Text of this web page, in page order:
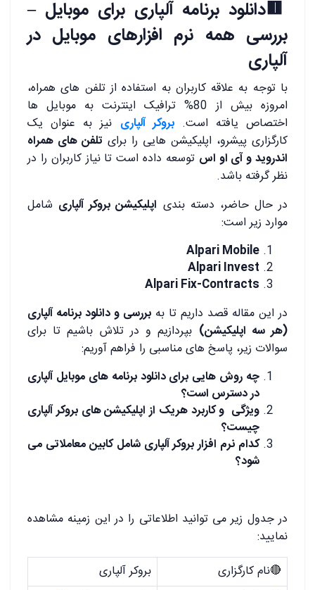
🟥دانلود برنامه آلپاری برای موبایل –
بررسی همه نرم افزارهای موبایل در
آلپاری
با توجه به علاقه کاربران به استفاده از تلفن های همراه،
امروزه بیش از 80% ترافیک اینترنت به موبایل ها
اختصاص یافته است.بروکر آلپاری نیز به عنوان یک
کارگزاری پیشرو، اپلیکیشن هایی را برای تلفن های همراه
اندروید و آی او اس توسعه داده است تا نیاز کاربران را در
نظر گرفته باشد.
در حال حاضر، دسته بندی اپلیکیشن بروکر آلپاری شامل
موارد زیر است:
Alpari Mobile
Alpari Invest
Alpari Fix-Contracts
در این مقاله قصد داریم تا به بررسی و دانلود برنامه آلپاری
(هر سه اپلیکیشن) بپردازیم و در تلاش باشیم تا برای
سوالات زیر، پاسخ های مناسبی را فراهم آوریم:
چه روش هایی برای دانلود برنامه های موبایل آلپاری
در دسترس است؟
ویژگی و کاربرد هریک از اپلیکیشن های بروکر آلپاری
چیست؟
کدام نرم افزار بروکر آلپاری شامل کابین معاملاتی می
شود؟
در جدول زیر می توانید اطلاعاتی را در این زمینه مشاهده
نمایید:
🔴نام کارگزاری
بروکر آلپاری